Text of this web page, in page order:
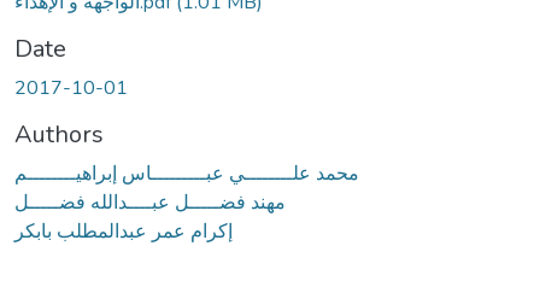
Date
2017-10-01
Authors
محمد علــــــــي عبـــــــــاس إبراهيــــــــم
مهند فضـــــل عبــــدالله فضـــــل
إكرام عمر عبدالمطلب بابكر